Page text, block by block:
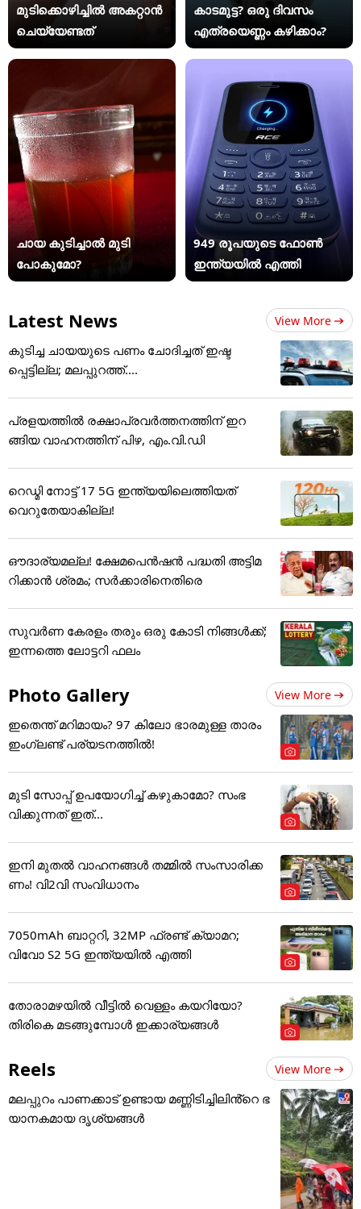
മുടിക്കൊഴിച്ചിൽ അകറ്റാൻ
ചെയ്യേണ്ടത്
കാടമുട്ട? ഒരു ദിവസം
എത്രയെണ്ണം കഴിക്കാം?
ചായ കുടിച്ചാൽ മുടി
പോകുമോ?
949 രൂപയുടെ ഫോൺ
ഇന്ത്യയിൽ എത്തി
Latest News View More
കുടിച്ച ചായയുടെ പണം ചോദിച്ചത് ഇഷ്ട
പ്പെട്ടില്ല; മലപ്പുറത്ത്....
പ്രളയത്തിൽ രക്ഷാപ്രവർത്തനത്തിന് ഇറ
ങ്ങിയ വാഹനത്തിന് പിഴ, എം.വി.ഡി
റെഡ്മി നോട്ട് 17 5G ഇന്ത്യയിലെത്തിയത്
വെറുതേയാകില്ല!
ഔദാര്യമല്ല! ക്ഷേമപെൻഷൻ പദ്ധതി അട്ടിമ
റിക്കാൻ ശ്രമം; സർക്കാരിനെതിരെ
സുവർണ കേരളം തരും ഒരു കോടി നിങ്ങൾക്ക്;
ഇന്നത്തെ ലോട്ടറി ഫലം
Photo Gallery View More
ഇതെന്ത് മറിമായം? 97 കിലോ ഭാരമുള്ള താരം
ഇംഗ്ലണ്ട് പര്യടനത്തില്‍!
മുടി സോപ്പ് ഉപയോഗിച്ച് കഴുകാമോ? സംഭ
വിക്കുന്നത് ഇത്...
ഇനി മുതൽ വാഹനങ്ങൾ തമ്മിൽ സംസാരിക്ക
ണം! വി2വി സംവിധാനം
7050mAh ബാറ്ററി, 32MP ഫ്രണ്ട് ക്യാമറ;
വിവോ S2 5G ഇന്ത്യയിൽ എത്തി
തോരാമഴയിൽ വീട്ടിൽ വെള്ളം കയറിയോ?
തിരികെ മടങ്ങുമ്പോൾ ഇക്കാര്യങ്ങൾ
Reels View More
മലപ്പുറം പാണക്കാട് ഉണ്ടായ മണ്ണിടിച്ചിലിൻ്റെ ഭ
യാനകമായ ദൃശ്യങ്ങൾ